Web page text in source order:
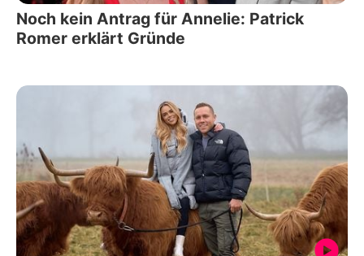
Noch kein Antrag für Annelie: Patrick
Romer erklärt Gründe